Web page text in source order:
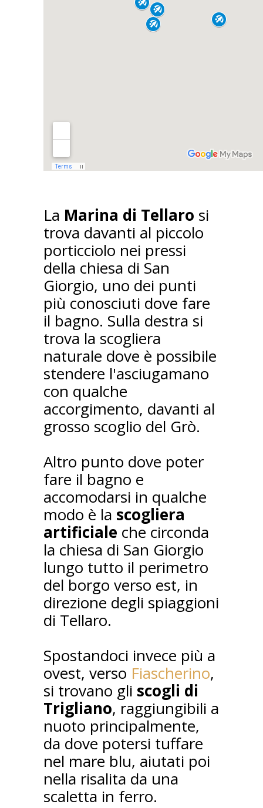
La Marina di Tellaro si
trova davanti al piccolo
porticciolo nei pressi
della chiesa di San
Giorgio, uno dei punti
più conosciuti dove fare
il bagno. Sulla destra si
trova la scogliera
naturale dove è possibile
stendere l'asciugamano
con qualche
accorgimento, davanti al
grosso scoglio del Grò.
Altro punto dove poter
fare il bagno e
accomodarsi in qualche
modo è la scogliera
artificiale che circonda
la chiesa di San Giorgio
lungo tutto il perimetro
del borgo verso est, in
direzione degli spiaggioni
di Tellaro.
Spostandoci invece più a
ovest, verso Fiascherino,
si trovano gli scogli di
Trigliano, raggiungibili a
nuoto principalmente,
da dove potersi tuffare
nel mare blu, aiutati poi
nella risalita da una
scaletta in ferro.